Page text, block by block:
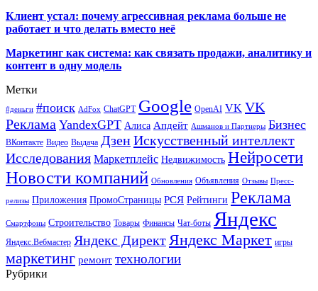
Клиент устал: почему агрессивная реклама больше не
работает и что делать вместо неё
Маркетинг как система: как связать продажи, аналитику и
контент в одну модель
Метки
#деньги #поиск AdFox ChatGPT Google OpenAI VK VK
Реклама YandexGPT Алиса Апдейт Ашманов и Партнеры Бизнес
ВКонтакте Видео Выдача ДзенИскусственный интеллект
Исследования Маркетплейс Недвижимость Нейросети
Новости компаний Обновления Объявления Отзывы Пресс-
релизы Приложения ПромоСтраницы РСЯ Рейтинги Реклама
Смартфоны Строительство Товары Финансы Чат-боты Яндекс
Яндекс.Вебмастер Яндекс ДиректЯндекс Маркет игры
маркетинг ремонт технологии
Рубрики